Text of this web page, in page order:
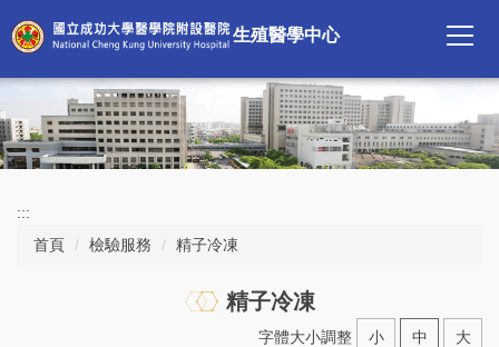
到
要
容
區
生殖醫學中心
:::
首頁
檢驗服務 精子冷凍
精子冷凍
字體大小調整 小 中
大